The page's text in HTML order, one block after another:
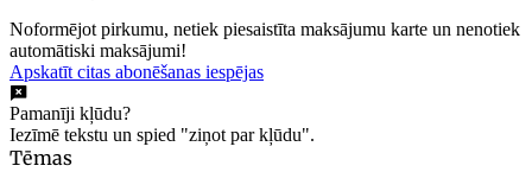
Noformējot pirkumu, netiek piesaistīta maksājumu karte un nenotiek
automātiski maksājumi!
Apskatīt citas abonēšanas iespējas
Pamanīji kļūdu?
Iezīmē tekstu un spied "ziņot par kļūdu".
Tēmas